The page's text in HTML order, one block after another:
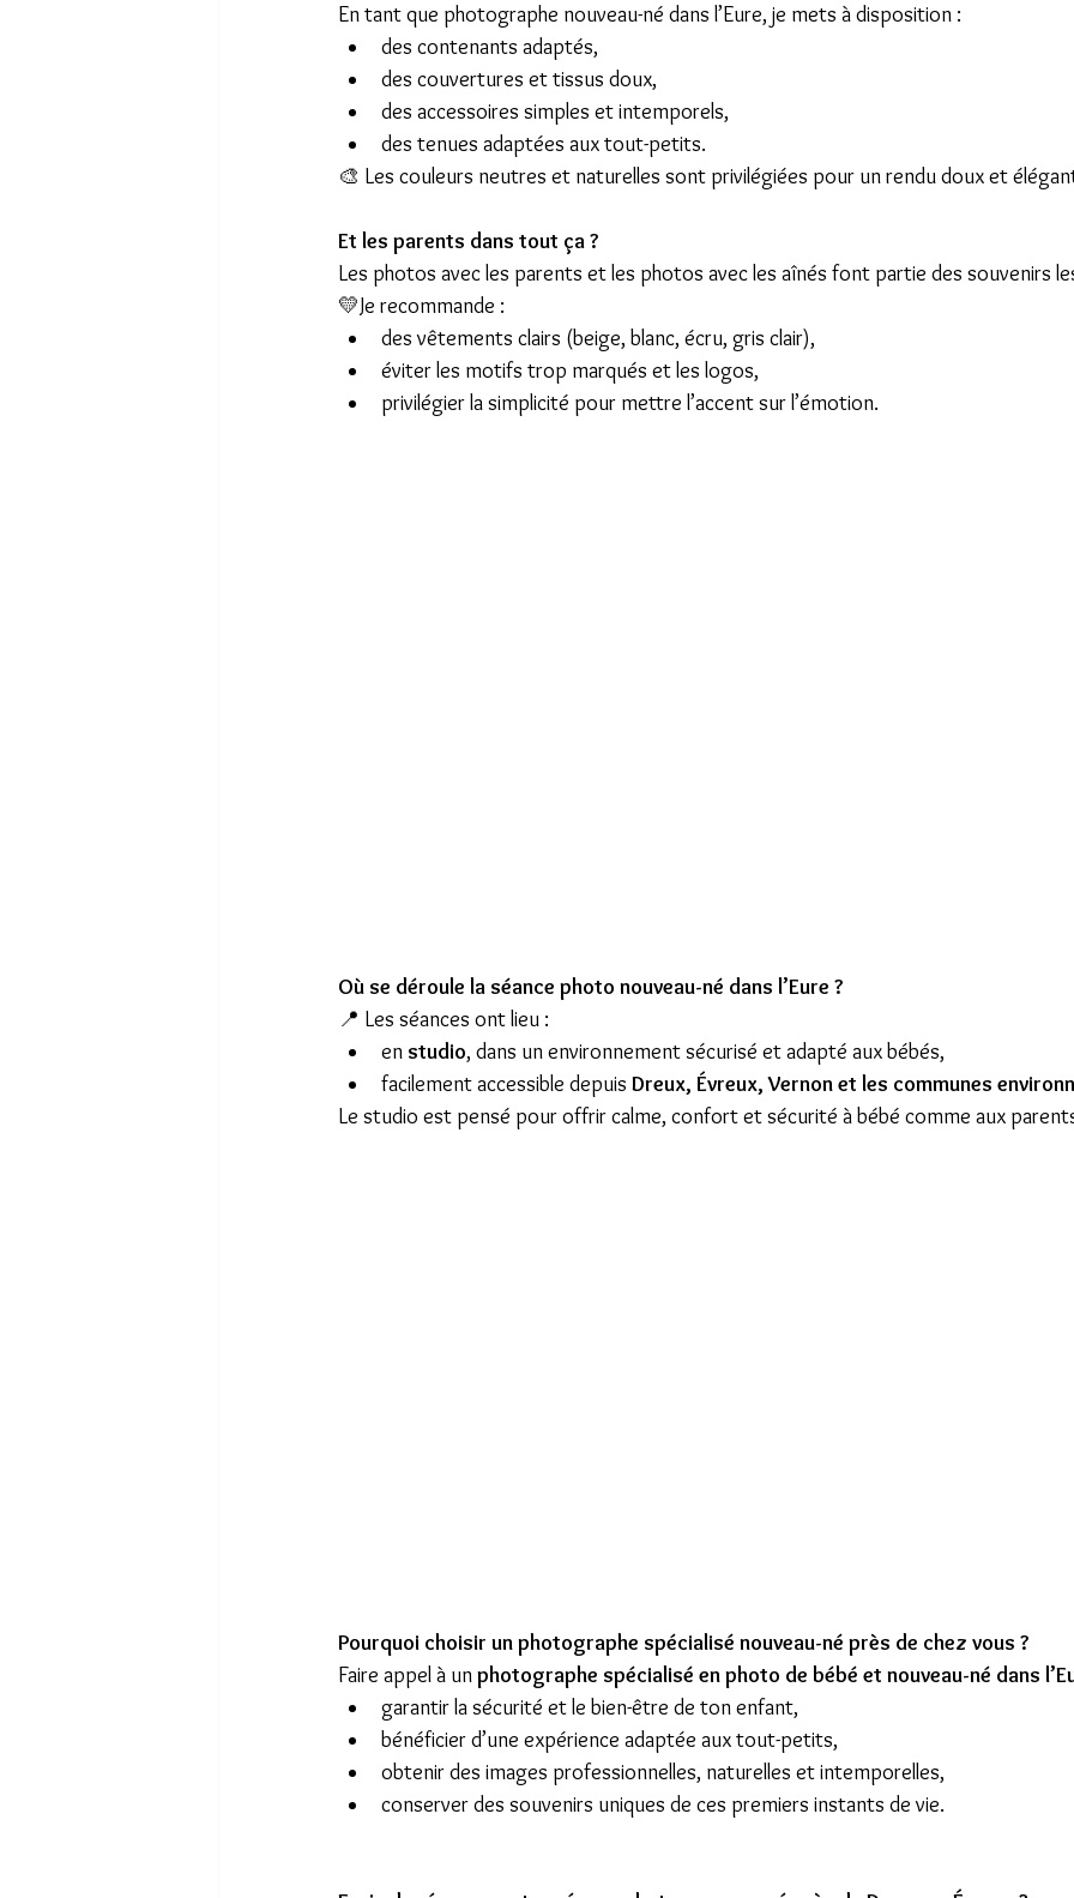
En tant que photographe nouveau-né dans l’Eure, je mets à disposition :
des contenants adaptés,
des couvertures et tissus doux,
des accessoires simples et intemporels,
des tenues adaptées aux tout-petits.
🎨 Les couleurs neutres et naturelles sont privilégiées pour un rendu doux et
Et les parents dans tout ça ?
Les photos avec les parents et les photos avec les aînés font partie des souvenirs
💛Je recommande :
des vêtements clairs (beige, blanc, écru, gris clair),
éviter les motifs trop marqués et les logos,
privilégier la simplicité pour mettre l’accent sur l’émotion.
Où se déroule la séance photo nouveau-né dans l’Eure ?
📍 Les séances ont lieu :
en studio, dans un environnement sécurisé et adapté aux bébés,
facilement accessible depuis Dreux, Évreux, Vernon et les communes
Le studio est pensé pour offrir calme, confort et sécurité à bébé comme aux
Pourquoi choisir un photographe spécialisé nouveau-né près de chez vous ?
Faire appel à un photographe spécialisé en photo de bébé et nouveau-né dans
garantir la sécurité et le bien-être de ton enfant,
bénéficier d’une expérience adaptée aux tout-petits,
obtenir des images professionnelles, naturelles et intemporelles,
conserver des souvenirs uniques de ces premiers instants de vie.